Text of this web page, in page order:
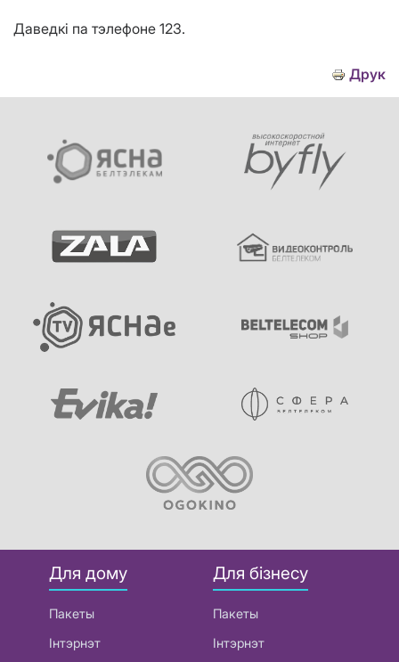
Даведкі па тэлефоне 123.
Друк
Для дому
Пакеты
Інтэрнэт
Для бізнесу
Пакеты
Інтэрнэт